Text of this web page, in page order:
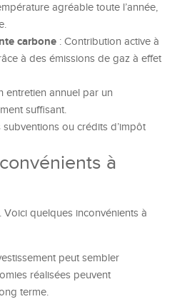
agréable toute l’année,
carbone : Contribution active à
à des émissions de gaz à effet
entretien annuel par un
suffisant.
subventions ou crédits d’impôt
à
Voici quelques inconvénients à
peut sembler
réalisées peuvent
terme.